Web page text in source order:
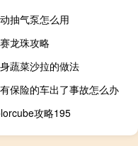
抽气泵怎么用
龙珠攻略
蔬菜沙拉的做法
保险的车出了事故怎么办
攻略195